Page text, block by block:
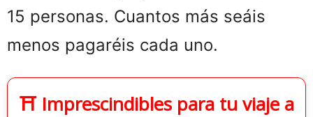
15 personas. Cuantos más seáis
menos pagaréis cada uno.
⛩️ Imprescindibles para tu viaje a